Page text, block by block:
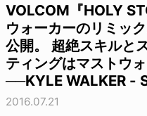
VOLCOM『HOLY
ウォーカーのリミッ
公開。 超絶スキルと
ティングはマストウォ
──KYLE WALKER -
2016.07.21